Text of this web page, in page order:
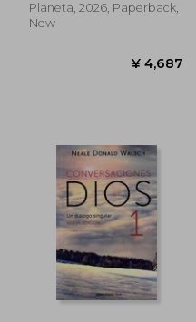
¥ 5,755
Planeta, 2026, Paperback,
New